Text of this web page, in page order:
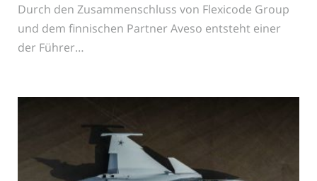
Durch den Zusammenschluss von Flexicode Group
und dem finnischen Partner Aveso entsteht einer
der Führer…